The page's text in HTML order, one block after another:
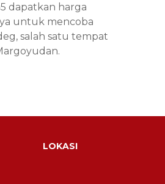
dapatkan harga
untuk mencoba
salah satu tempat
LOKASI